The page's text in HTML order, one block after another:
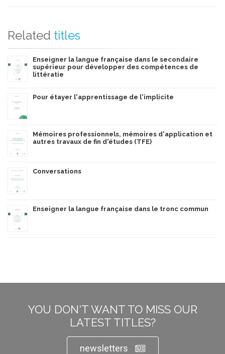
Related titles
Enseigner la langue française dans le secondaire
supérieur pour développer des compétences de
littératie
Pour étayer l'apprentissage de l'implicite
Mémoires professionnels, mémoires d'application et
autres travaux de fin d'études (TFE)
Conversations
Enseigner la langue française dans le tronc commun
YOU DON'T WANT TO MISS OUR
LATEST TITLES?
newsletters